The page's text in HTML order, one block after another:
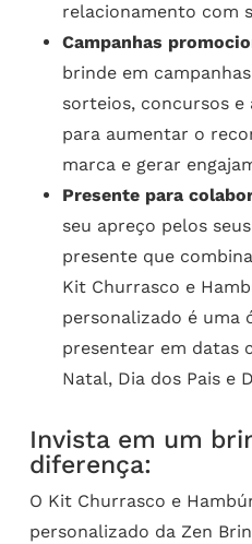
relacionamento com
Campanhas
brinde em
sorteios, concursos e
para aumentar o
marca e gerar
Presente para
seu apreço pelos
presente que
Kit Churrasco e
personalizado é uma
presentear em datas
Natal, Dia dos Pais e
Invista em um
diferença:
O Kit Churrasco e
personalizado da Zen